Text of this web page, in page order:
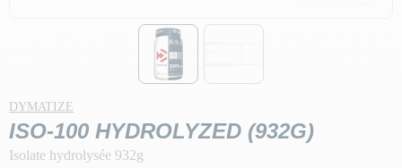
DYMATIZE
ISO-100 HYDROLYZED (932G)
Isolate hydrolysée 932g